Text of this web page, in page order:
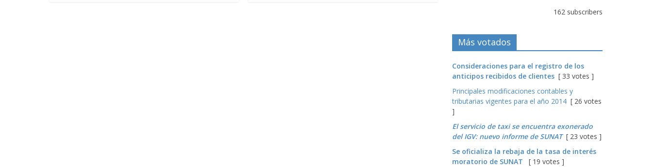
162 subscribers
Más votados
Consideraciones para el registro de los
anticipos recibidos de clientes [ 33 votes ]
Principales modificaciones contables y
tributarias vigentes para el año 2014 [ 26 votes
]
El servicio de taxi se encuentra exonerado
del IGV: nuevo informe de SUNAT[ 23 votes ]
Se oficializa la rebaja de la tasa de interés
moratorio de SUNAT
[ 19 votes ]